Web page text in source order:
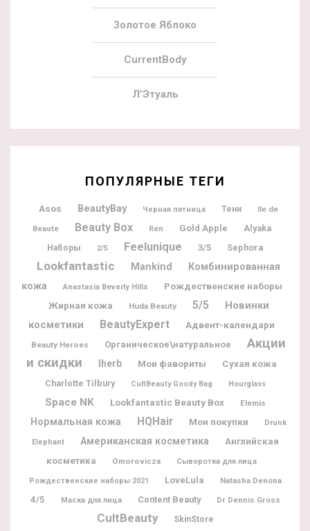
Золотое Яблоко
CurrentBody
Л’Этуаль
ПОПУЛЯРНЫЕ ТЕГИ
Asos BeautyBay Черная пятница Тени
Ile de
Beaute
Beauty Box Ren Gold Apple Alyaka
Наборы 2/5 Feelunique 3/5 Sephora
Lookfantastic Mankind
Комбинированная
кожа
Anastasia Beverly Hills
Рождественские наборы
Жирная кожа
Huda Beauty 5/5
Новинки
косметики
BeautyExpert Адвент-календари
Beauty Heroes Органическое\натуральное
Акции
и скидки
Iherb Мои фавориты
Сухая кожа
Charlotte Tilbury
CultBeauty Goody Bag Hourglass
Space NK Lookfantastic Beauty Box Elemis
Нормальная кожа HQHair Мои покупки Drunk
Elephant Американская косметика
Английская
косметика
Omorovicza Сыворотка для лица
Рождественские наборы 2021 LoveLula Natasha Denona
4/5 Маска для лица Content Beauty Dr Dennis Gross
CultBeauty SkinStore